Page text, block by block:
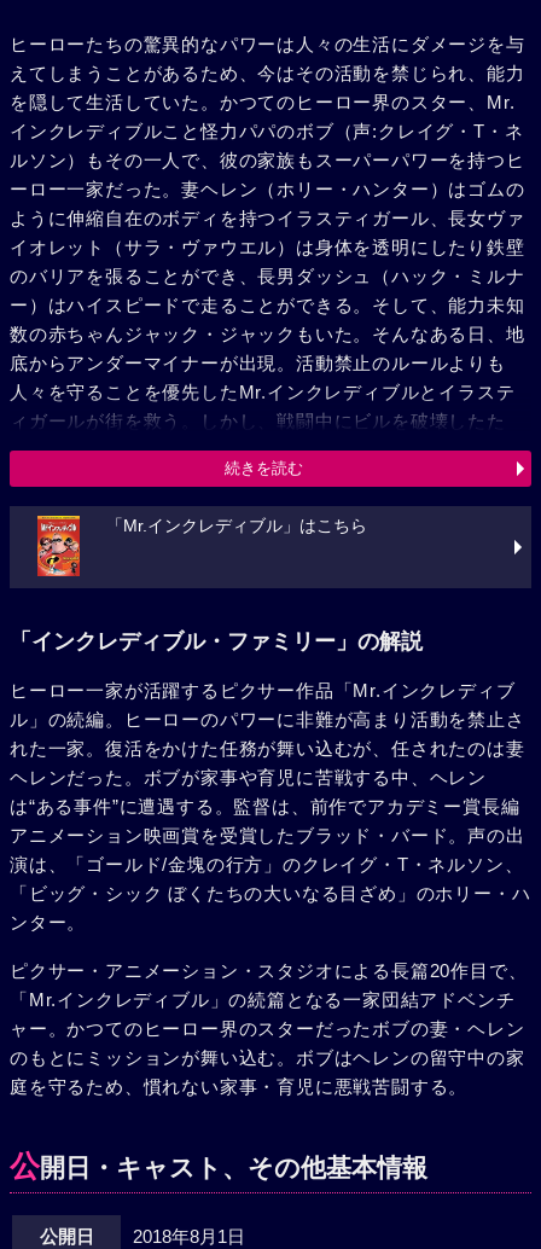
ヒーローたちの驚異的なパワーは人々の生活にダメージを与
えてしまうことがあるため、今はその活動を禁じられ、能力
を隠して生活していた。かつてのヒーロー界のスター、Mr.
インクレディブルこと怪力パパのボブ（声:クレイグ・T・ネ
ルソン）もその一人で、彼の家族もスーパーパワーを持つヒ
ーロー一家だった。妻ヘレン（ホリー・ハンター）はゴムの
ように伸縮自在のボディを持つイラスティガール、長女ヴァ
イオレット（サラ・ヴァウエル）は身体を透明にしたり鉄壁
のバリアを張ることができ、長男ダッシュ（ハック・ミルナ
ー）はハイスピードで走ることができる。そして、能力未知
数の赤ちゃんジャック・ジャックもいた。そんなある日、地
底からアンダーマイナーが出現。活動禁止のルールよりも
人々を守ることを優先したMr.インクレディブルとイラステ
ィガールが街を救う。しかし、戦闘中にビルを破壊したた
め、感謝されるどころか警察で事情聴取されてしまう。現実
の厳しさを知ったヘレンは、仕事を見つけて家計を支えよう
と決意する。一方ボブは、ヒーロー復活の夢を追い続けてい
た。そんなとき、復活をかけたミッションが舞い込む。しか
し任されたのは、建物などを破壊する恐れのないヘレンだっ
た。ボブはショックを隠し、ヘレンの代わりに家庭を守るこ
ジャック・ジャックのスーパーパワーが覚醒し、振り回され
たボブは疲労困憊に。そのころ、イラスティガールは“ある
事件”に遭遇していた。リニアモーターカーが暴走したかと
思えば、テレビ番組がジャックされる。乗客たちを救った彼
女は、人々を操る、スクリーンスレイヴァーと名乗る謎の存
在に辿り着く。そこには、世界を恐怖に陥れるさらなる驚愕
の陰謀が待っていた。ヘレンの身にも危険が迫り、異変に気
づいたMr.インクレディブルが駆けつける。さらに、両親の
危機を知ったヴァイオレットとダッシュも、ジャック・ジャ
ックを守りながらある決意をする。
続きを読む
「Mr.インクレディブル」はこちら
「インクレディブル・ファミリー」の解説
ヒーロー一家が活躍するピクサー作品「Mr.インクレディブ
ル」の続編。ヒーローのパワーに非難が高まり活動を禁止さ
れた一家。復活をかけた任務が舞い込むが、任されたのは妻
ヘレンだった。ボブが家事や育児に苦戦する中、ヘレン
は“ある事件”に遭遇する。監督は、前作でアカデミー賞長編
アニメーション映画賞を受賞したブラッド・バード。声の出
演は、「ゴールド/金塊の行方」のクレイグ・T・ネルソン、
「ビッグ・シック ぼくたちの大いなる目ざめ」のホリー・ハ
ンター。
ピクサー・アニメーション・スタジオによる長篇20作目で、
「Mr.インクレディブル」の続篇となる一家団結アドベンチ
ャー。かつてのヒーロー界のスターだったボブの妻・ヘレン
のもとにミッションが舞い込む。ボブはヘレンの留守中の家
庭を守るため、慣れない家事・育児に悪戦苦闘する。
公開日・キャスト、その他基本情報
公開日 2018年8月1日